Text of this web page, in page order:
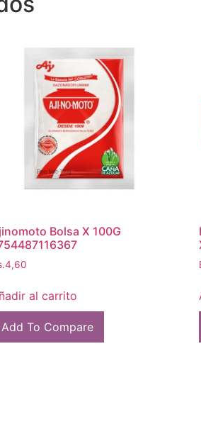
Bolsa X 100G
4,60
al carrito
Add To Compare